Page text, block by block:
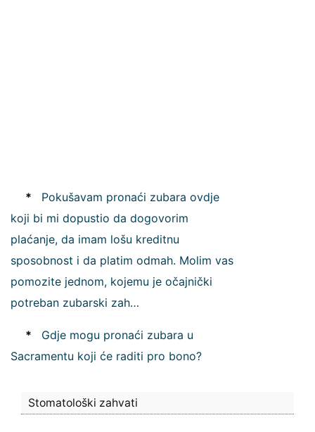
*
Pokušavam pronaći zubara ovdje
koji bi mi dopustio da dogovorim
plaćanje, da imam lošu kreditnu
sposobnost i da platim odmah. Molim vas
pomozite jednom, kojemu je očajnički
potreban zubarski zah…
*
Gdje mogu pronaći zubara u
Sacramentu koji će raditi pro bono?
Stomatološki zahvati